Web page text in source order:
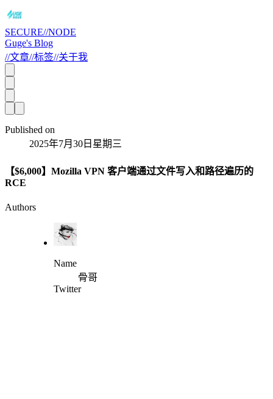
SECURE//NODE
Guge's Blog
//文章//标签//关于我
Published on
2025年7月30日星期三
【$6,000】Mozilla VPN 客户端通过文件写入和路径遍历的
RCE
Authors
Name
骨哥
Twitter